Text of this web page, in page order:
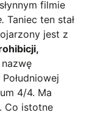
filmie
Taniec ten stał
jest z
4/4. Ma
Co istotne